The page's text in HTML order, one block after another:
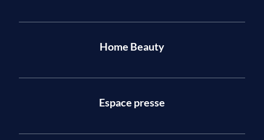
Home Beauty
Espace presse